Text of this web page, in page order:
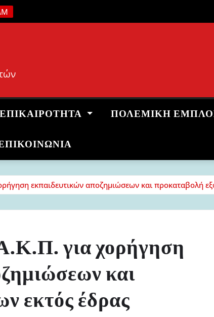
ΕΠΙΚΑΙΡΌΤΗΤΑ ΠΟΛΕΜΙΚΉ
εκπαιδευτικών αποζημιώσεων και προκαταβολή
για χορήγηση
και
εκτός έδρας